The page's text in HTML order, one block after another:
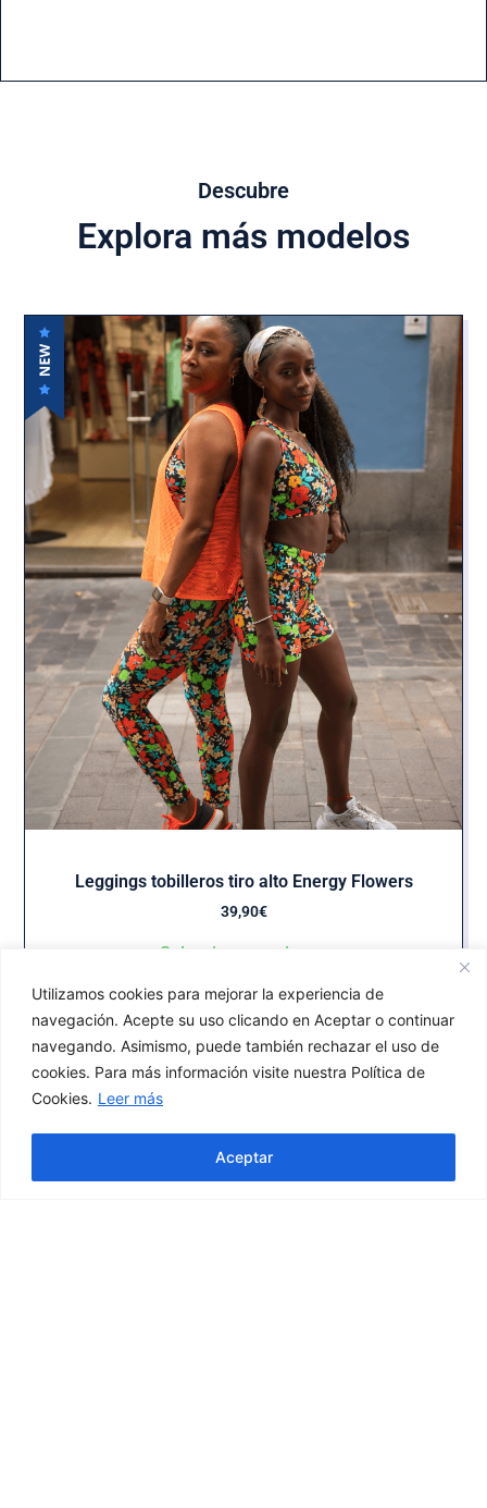
Utilizamos cookies para mejorar la experiencia de
navegación. Acepte su uso clicando en Aceptar o continuar
navegando. Asimismo, puede también rechazar el uso de
cookies. Para más información visite nuestra Política de
Cookies. Leer más
Aceptar
Descubre
Explora más modelos
Leggings tobilleros tiro alto Energy Flowers
39,90€
Seleccionar opciones